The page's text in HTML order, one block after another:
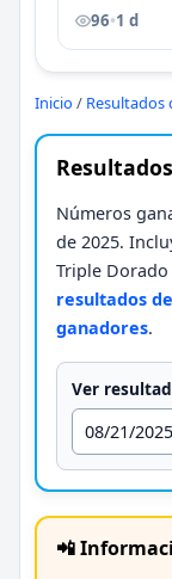
96•1 d
Inicio / Resultados
Números
de 2025.
Triple Dorado
resultados
ganadores.
Ver
📲